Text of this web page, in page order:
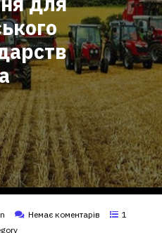
Немає коментарів
1